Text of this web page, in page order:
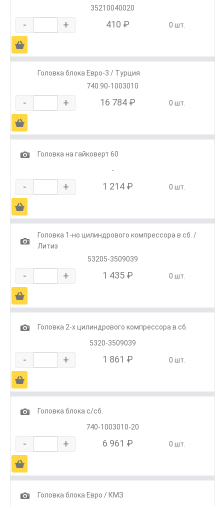
35210040020
- + 410 ₽ 0 шт.
Ä
Головка блока Евро-3 / Турция
740.90-1003010
- + 16 784 ₽ 0 шт.
Ä
1
Головка на гайковерт 60
-
- + 1 214 ₽ 0 шт.
Ä
1
Головка 1-но цилиндрового компрессора в сб. /
Литиз
53205-3509039
- + 1 435 ₽ 0 шт.
Ä
1
Головка 2-х цилиндрового компрессора в сб.
5320-3509039
- + 1 861 ₽ 0 шт.
Ä
1
Головка блока с/сб.
740-1003010-20
- + 6 961 ₽ 0 шт.
Ä
1
Головка блока Евро / КМЗ